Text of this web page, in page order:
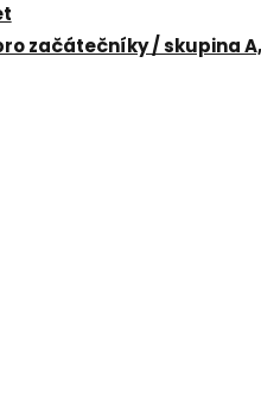
začátečníky / skupina